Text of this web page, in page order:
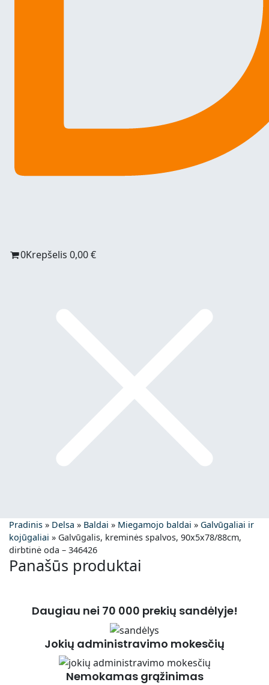
0Krepšelis0,00€
Pradinis » Delsa » Baldai » Miegamojo baldai » Galvūgaliai ir
kojūgaliai » Galvūgalis, kreminės spalvos, 90x5x78/88cm,
dirbtinė oda – 346426
Panašūs produktai
Daugiau nei 70 000 prekių sandėlyje!
Jokių administravimo mokesčių
Nemokamas grąžinimas